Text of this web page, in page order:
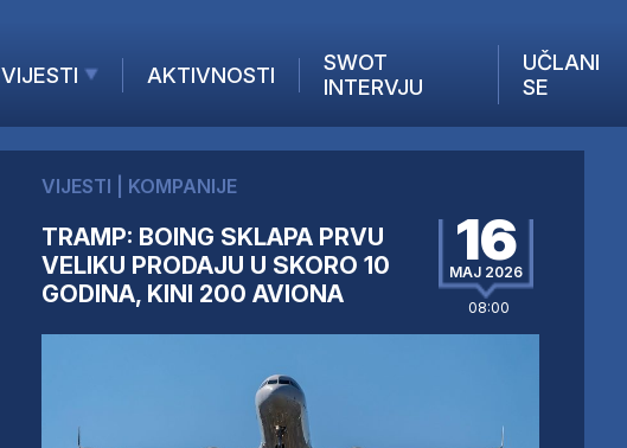
VIJESTI
AKTUELNO
KOMPANIJE
FINANSIJE
IZ STRANIH MEDIJA
AKTIVNOSTI
SWOT
INTERVJU
UČLANI
SE
VIJESTI KOMPANIJE
TRAMP: BOING SKLAPA PRVU
VELIKU PRODAJU U SKORO 10
GODINA, KINI 200 AVIONA
16
MAJ 2026
08:00